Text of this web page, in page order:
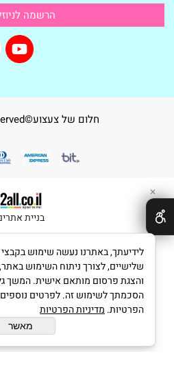
חלום של צעצוע©All Rights reserved
בניית
✕
שלישיים, לצורך ניתוח השימוש
והצגת פרסום מותאם אישית. המשך
הסכמתך לשימוש זה. לפרטים נוספים
הפרטיות. מדיניות הפרטיות
מאשר